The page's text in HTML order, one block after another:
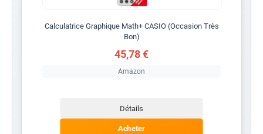
Calculatrice Graphique Math+ CASIO (Occasion Très
Bon)
45,78 €
Amazon
Détails
Acheter